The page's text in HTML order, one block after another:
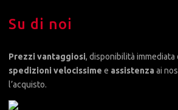
Su di noi
Prezzi vantaggiosi, disponibilità
spedizioni velocissime e assistenza ai
l’acquisto.